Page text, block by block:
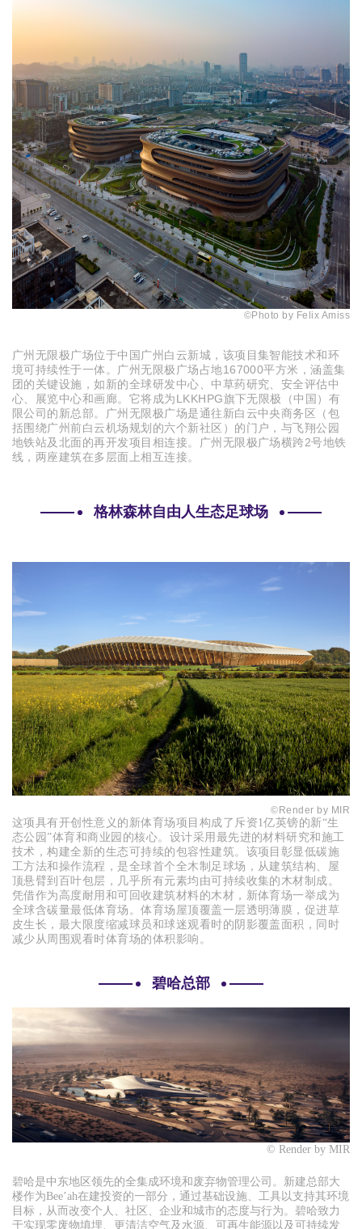
©Photo by Felix Amiss
广州无限极广场位于中国广州白云新城，该项目集智能技术和环
境可持续性于一体。广州无限极广场占地167000平方米，涵盖集
团的关键设施，如新的全球研发中心、中草药研究、安全评估中
心、展览中心和画廊。它将成为LKKHPG旗下无限极（中国）有
限公司的新总部。广州无限极广场是通往新白云中央商务区（包
括围绕广州前白云机场规划的六个新社区）的门户，与飞翔公园
地铁站及北面的再开发项目相连接。广州无限极广场横跨2号地铁
线，两座建筑在多层面上相互连接。
格林森林自由人生态足球场
©Render by MIR
这项具有开创性意义的新体育场项目构成了斥资1亿英镑的新“生
态公园”体育和商业园的核心。设计采用最先进的材料研究和施工
技术，构建全新的生态可持续的包容性建筑。该项目彰显低碳施
工方法和操作流程，是全球首个全木制足球场，从建筑结构、屋
顶悬臂到百叶包层，几乎所有元素均由可持续收集的木材制成。
凭借作为高度耐用和可回收建筑材料的木材，新体育场一举成为
全球含碳量最低体育场。体育场屋顶覆盖一层透明薄膜，促进草
皮生长，最大限度缩减球员和球迷观看时的阴影覆盖面积，同时
减少从周围观看时体育场的体积影响。
碧哈总部
© Render by MIR
碧哈是中东地区领先的全集成环境和废弃物管理公司。新建总部大
楼作为Bee’ah在建投资的一部分，通过基础设施、工具以支持其环境
目标，从而改变个人、社区、企业和城市的态度与行为。碧哈致力
于实现零废物填埋、更清洁空气及水源、可再生能源以及可持续发